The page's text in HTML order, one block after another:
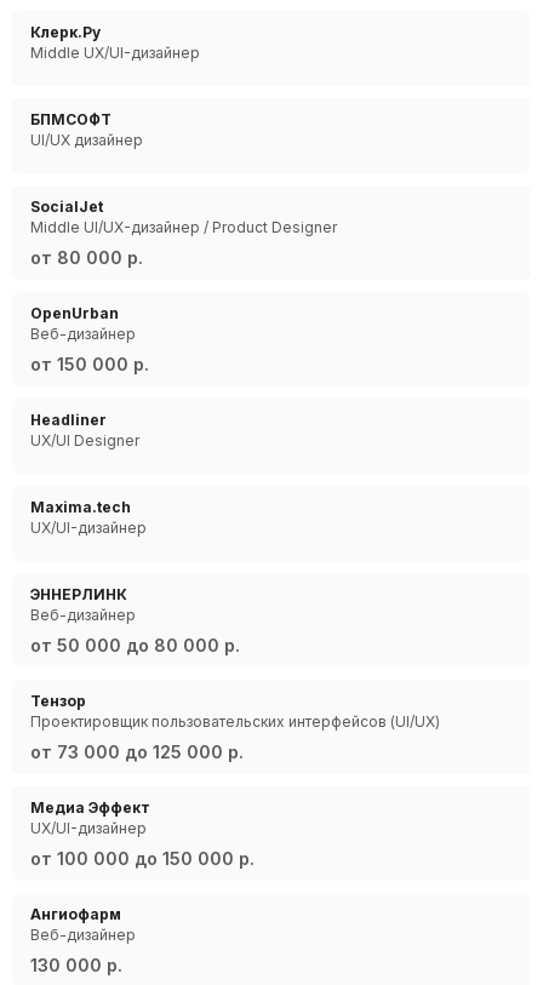
Клерк.Ру
Middle UX/UI-дизайнер
БПМСОФТ
UI/UX дизайнер
SocialJet
Middle UI/UX-дизайнер / Product Designer
от 80 000 р.
OpenUrban
Веб-дизайнер
от 150 000 р.
Headliner
UX/UI Designer
Maxima.tech
UX/UI-дизайнер
ЭННЕРЛИНК
Веб-дизайнер
от 50 000 до 80 000 р.
Тензор
Проектировщик пользовательских интерфейсов (UI/UX)
от 73 000 до 125 000 р.
Медиа Эффект
UX/UI-дизайнер
от 100 000 до 150 000 р.
Ангиофарм
Веб-дизайнер
130 000 р.